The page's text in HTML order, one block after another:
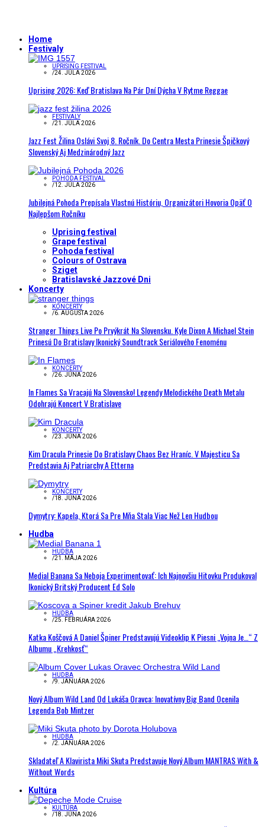
Home
Festivaly
UPRISING FESTIVAL
/24. JÚLA 2026
Uprising 2026: Keď Bratislava Na Pár Dní Dýcha V Rytme Reggae
FESTIVALY
/21. JÚLA 2026
Jazz Fest Žilina Oslávi Svoj 8. Ročník. Do Centra Mesta Prinesie Špičkový
Slovenský Aj Medzinárodný Jazz
POHODA FESTIVAL
/12. JÚLA 2026
Jubilejná Pohoda Prepísala Vlastnú Históriu, Organizátori Hovoria Opäť O
Najlepšom Ročníku
Uprising festival
Grape festival
Pohoda festival
Colours of Ostrava
Sziget
Bratislavské Jazzové Dni
Koncerty
KONCERTY
/6. AUGUSTA 2026
Stranger Things Live Po Prvýkrát Na Slovensku. Kyle Dixon A Michael Stein
Prinesú Do Bratislavy Ikonický Soundtrack Seriálového Fenoménu
KONCERTY
/26. JÚNA 2026
In Flames Sa Vracajú Na Slovensko! Legendy Melodického Death Metalu
Odohrajú Koncert V Bratislave
KONCERTY
/23. JÚNA 2026
Kim Dracula Prinesie Do Bratislavy Chaos Bez Hraníc. V Majesticu Sa
Predstavia Aj Patriarchy A Etterna
KONCERTY
/18. JÚNA 2026
Dymytry: Kapela, Ktorá Sa Pre Mňa Stala Viac Než Len Hudbou
Hudba
HUDBA
/21. MÁJA 2026
Medial Banana Sa Neboja Experimentovať: Ich Najnovšiu Hitovku Produkoval
Ikonický Britský Producent Ed Solo
HUDBA
/25. FEBRUÁRA 2026
Katka Koščová A Daniel Špiner Predstavujú Videoklip K Piesni „Vojna Je…“ Z
Albumu „Krehkosť“
HUDBA
/9. JANUÁRA 2026
Nový Album Wild Land Od Lukáša Oravca: Inovatívny Big Band Ocenila
Legenda Bob Mintzer
HUDBA
/2. JANUÁRA 2026
Skladateľ A Klavirista Miki Skuta Predstavuje Nový Album MANTRAS With &
Without Words
Kultúra
KULTÚRA
/18. JÚNA 2026